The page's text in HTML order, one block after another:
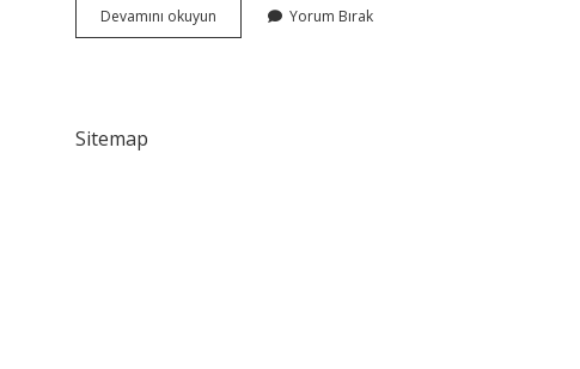
Devamını okuyun Başyapıt
Ne
Yorum Bırak
Sitemap